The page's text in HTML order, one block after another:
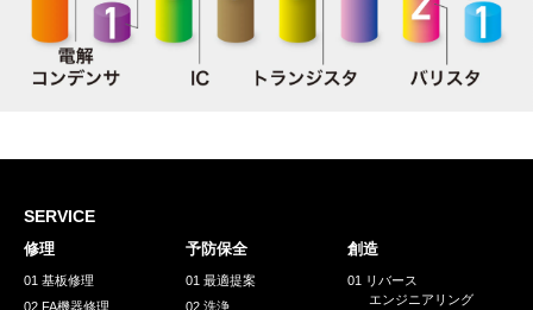
SERVICE
修理
01 基板修理
02 FA機器修理
予防保全
01 最適提案
02 洗浄
創造
01 リバース
エンジニアリング